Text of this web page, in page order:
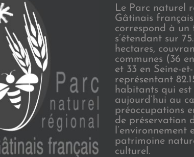
Le Parc naturel
Gâtinais français
correspond à un
s’étendant sur
hectares,
communes (36
et 33 en Seine-
représentant
habitants qui est
aujourd’hui au
préoccupations
de préservation
l’environnement
patrimoine
culturel.